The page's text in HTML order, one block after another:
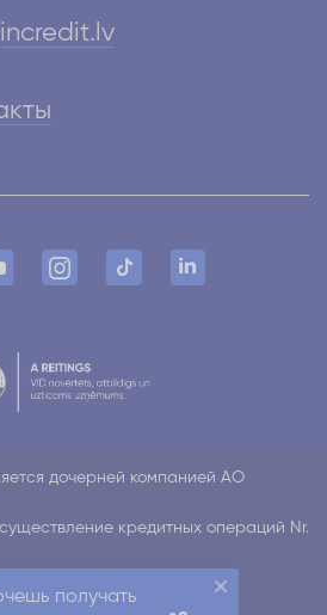
получать
дочерней компанией АО
кредитных операций Nr.
1012
Все права защищены